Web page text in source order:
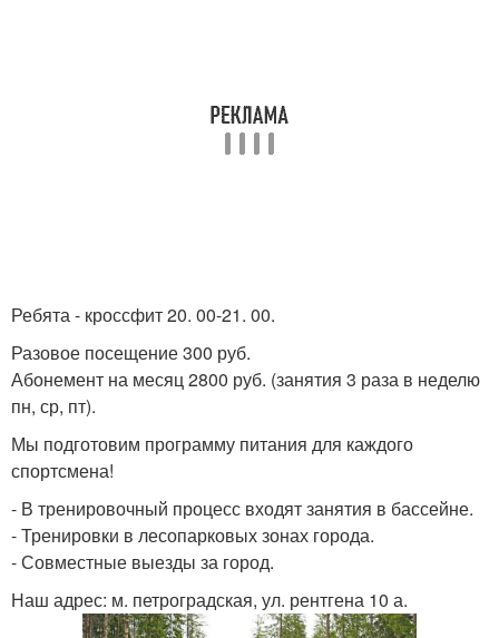
Ребята - кроссфит 20. 00-21. 00.
Разовое посещение 300 руб.
Абонемент на месяц 2800 руб. (занятия 3 раза в неделю
пн, ср, пт).
Мы подготовим программу питания для каждого
спортсмена!
- В тренировочный процесс входят занятия в бассейне.
- Тренировки в лесопарковых зонах города.
- Совместные выезды за город.
Наш адрес: м. петроградская, ул. рентгена 10 а.